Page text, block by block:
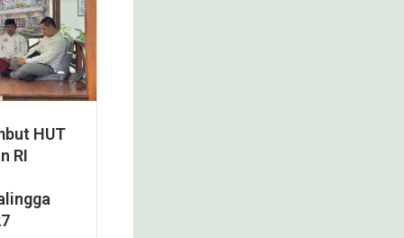
HUT
RI